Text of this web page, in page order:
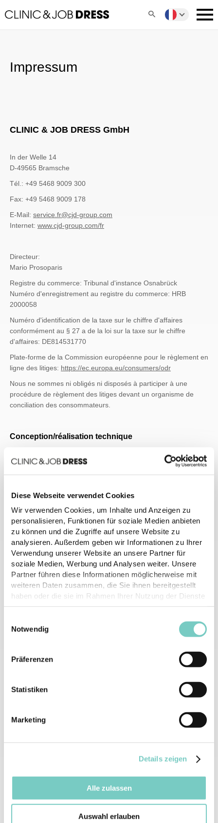
Diese Webseite verwendet Cookies
Wir verwenden Cookies, um Inhalte und Anzeigen zu
personalisieren, Funktionen für soziale Medien anbieten
zu können und die Zugriffe auf unsere Website zu
analysieren. Außerdem geben wir Informationen zu Ihrer
Verwendung unserer Website an unsere Partner für
soziale Medien, Werbung und Analysen weiter. Unsere
Partner führen diese Informationen möglicherweise mit
weiteren Daten zusammen, die Sie ihnen bereitgestellt
haben oder die sie im Rahmen Ihrer Nutzung der Dienste
gesammelt haben.
Notwendig
Präferenzen
Statistiken
Marketing
Details zeigen
Alle zulassen
Auswahl erlauben
Impressum
CLINIC & JOB DRESS GmbH
In der Welle 14
D-49565 Bramsche
Tél.: +49 5468 9009 300
Fax: +49 5468 9009 178
E-Mail: service.fr@cjd-group.com
Internet: www.cjd-group.com/fr
Directeur:
Mario Prosoparis
Registre du commerce: Tribunal d'instance Osnabrück
Numéro d'enregistrement au registre du commerce: HRB
2000058
Numéro d'identification de la taxe sur le chiffre d'affaires
conformément au § 27 a de la loi sur la taxe sur le chiffre
d'affaires: DE814531770
Plate-forme de la Commission européenne pour le règlement en
ligne des litiges: https://ec.europa.eu/consumers/odr
Nous ne sommes ni obligés ni disposés à participer à une
procédure de règlement des litiges devant un organisme de
conciliation des consommateurs.
Conception/réalisation technique
MovePeople GmbH
Aargauerstrasse 250
info@movepeople.ch
www.movepeople.ch
Protection des droits d'auteur
Nous attirons votre attention sur le fait que toutes les
informations, graphiques, images et autres données figurant sur
ce site sont soumises au droit d'auteur et sont la propriété de
Avis de responsabilité
Nous vérifions et actualisons en permanence les informations
figurant sur notre site web. Malgré tout le soin apporté, les
déclinons donc toute responsabilité ou garantie quant à
l'actualité, l'exactitude et l'exhaustivité des informations et autres
aucune responsabilité pour le contenu des liens externes. Seuls
les exploitants de ces sites sont responsables de leur contenu.